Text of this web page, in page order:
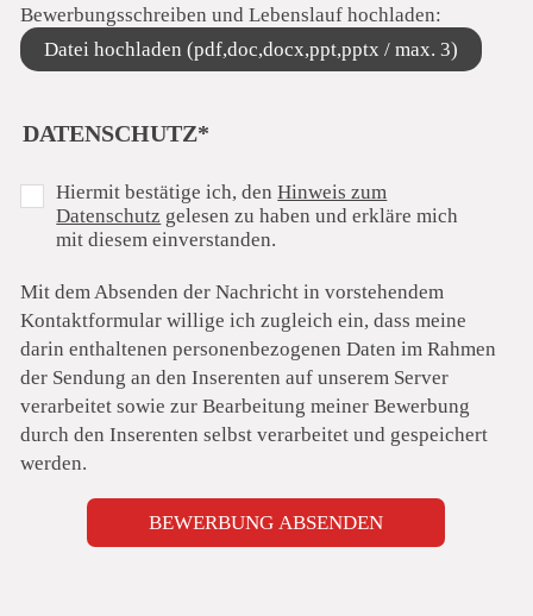
Bewerbungsschreiben und Lebenslauf hochladen:
Datei hochladen (pdf,doc,docx,ppt,pptx / max. 3)
PFLICHTFELD
DATENSCHUTZ*
Hiermit bestätige ich, denHinweis zum
Datenschutz gelesen zu haben und erkläre mich
mit diesem einverstanden.
Mit dem Absenden der Nachricht in vorstehendem
Kontaktformular willige ich zugleich ein, dass meine
darin enthaltenen personenbezogenen Daten im Rahmen
der Sendung an den Inserenten auf unserem Server
verarbeitet sowie zur Bearbeitung meiner Bewerbung
durch den Inserenten selbst verarbeitet und gespeichert
werden.
BEWERBUNG ABSENDEN